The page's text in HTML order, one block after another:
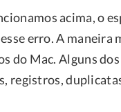
acima, o
erro. A
do Mac. Alguns
registros,